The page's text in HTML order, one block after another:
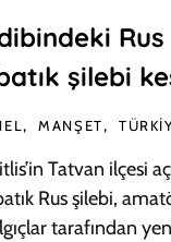
Rus
şilebi
MANŞET
Tatvan ilçesi
Rus şilebi,
tarafından